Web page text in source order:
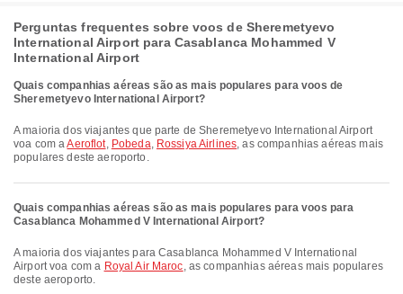
Perguntas frequentes sobre voos de Sheremetyevo
International Airport para Casablanca Mohammed V
International Airport
Quais companhias aéreas são as mais populares para voos de
Sheremetyevo International Airport?
A maioria dos viajantes que parte de Sheremetyevo International Airport
voa com aAeroflot, Pobeda, Rossiya Airlines, as companhias aéreas mais
populares deste aeroporto.
Quais companhias aéreas são as mais populares para voos para
Casablanca Mohammed V International Airport?
A maioria dos viajantes para Casablanca Mohammed V International
Airport voa com a Royal Air Maroc, as companhias aéreas mais populares
deste aeroporto.